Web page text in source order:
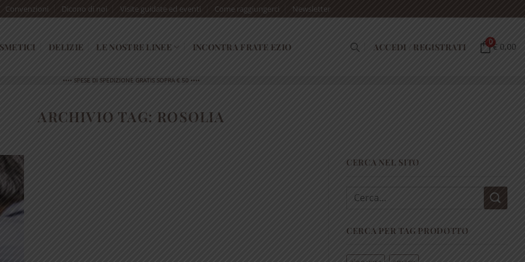
Convenzioni Dicono di noi Visite guidate ed eventi Come raggiungerci Newsletter
DELIZIE LE NOSTRE LINEE INCONTRA FRATE EZIO ACCEDI / REGISTRATI 0€ 0,00
•••• SPESE DI SPEDIZIONE GRATIS SOPRA € 50 ••••
ARCHIVIO TAG: ROSOLIA
CERCA NEL SITO
Cerca:
CERCA PER TAG PRODOTTO